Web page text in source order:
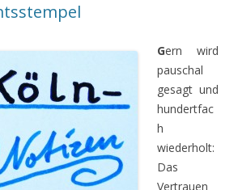
Gern wird
pauschal
gesagt und
hundertfac
h
wiederholt:
Das
Vertrauen